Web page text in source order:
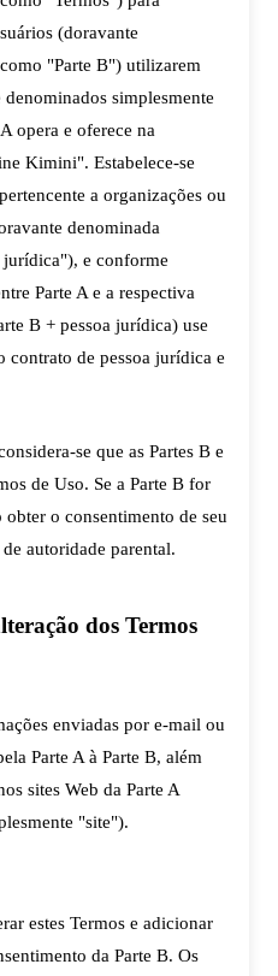
(doravante
"Parte B") utilizarem
simplesmente
opera e oferece na
Kimini". Estabelece-se
a organizações ou
denominada
jurídica"), e conforme
Parte A e a respectiva
B + pessoa jurídica) use
contrato de pessoa jurídica e
se que as Partes B e
de Uso. Se a Parte B for
o consentimento de seu
autoridade parental.
dos Termos
enviadas por e-mail ou
Parte A à Parte B, além
sites Web da Parte A
"site").
estes Termos e adicionar
da Parte B. Os